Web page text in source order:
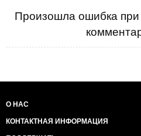
Произошла ошибка при
О НАС
КОНТАКТНАЯ ИНФОРМАЦИЯ